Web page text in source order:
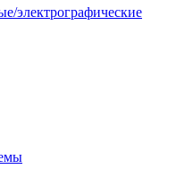
электрографические